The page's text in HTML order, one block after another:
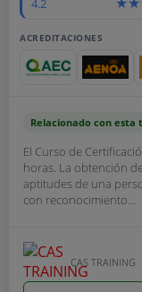
ACREDITACIONES
Relacionado con esta
El Curso de
horas. La obtención
aptitudes de una
con reconocimiento...
CAS TRAINING